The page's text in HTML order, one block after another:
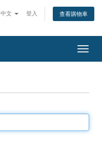
中文 登入 查看購物車
切
換